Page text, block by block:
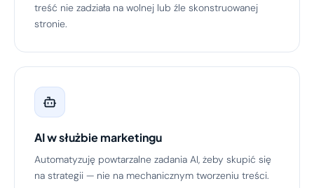
treść nie zadziała na wolnej lub źle skonstruowanej
stronie.
AI w służbie marketingu
Automatyzuję powtarzalne zadania AI, żeby skupić się
na strategii — nie na mechanicznym tworzeniu treści.